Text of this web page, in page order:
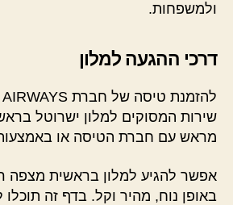
ולמשפחות.
דרכי ההגעה למלון
שירות המסוקים למלון ישרוטל
מראש עם חברת הטיסה או
אפשר להגיע למלון בראשית מצפה
באופן נוח, מהיר וקל. בדף זה תוכלו